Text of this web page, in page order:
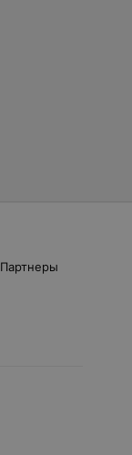
Партнеры